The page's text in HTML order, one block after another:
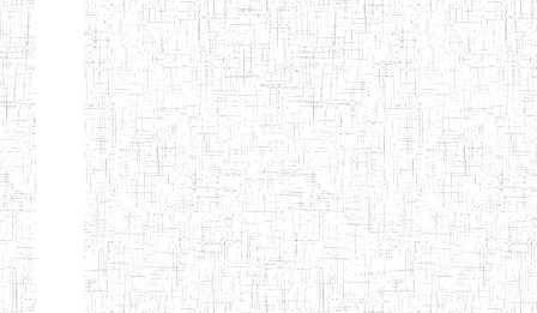
EDUCATION
TEACHERS'
TRAINING AND
EMPOWERMENT
PROGRAMME
(CISETTEP)
ALBERT
27/08/2015 ENIEG